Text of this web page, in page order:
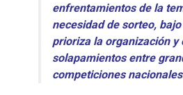
enfrentamientos de la
necesidad de sorteo,
prioriza la organización y
solapamientos entre
competiciones